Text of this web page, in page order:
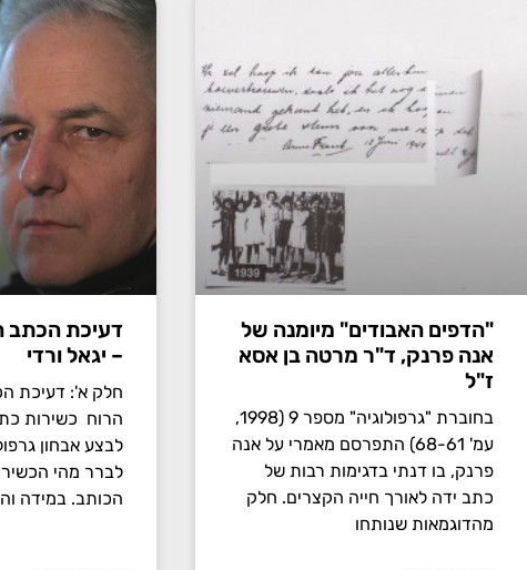
"הדפים האבודים" מיומנה של
אנה פרנק, ד"ר מרטה בן אסא
ז"ל
בחוברת "גרפולוגיה" מספר 9 (1998,
עמ' 68-61) התפרסם מאמרי על אנה
פרנק, בו דנתי בדגימות רבות של
כתב ידה לאורך חייה הקצרים. חלק
מהדוגמאות שנותחו
דעיכת הכתב
– יגאל ורדי
חלק א': דעיכת
הרוח כשירות
לבצע אבחון
הכותב. במידה